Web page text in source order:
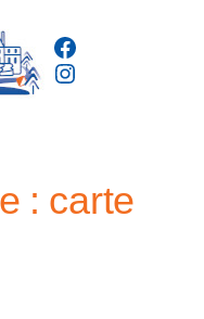
Facebook
Instagram
: carte